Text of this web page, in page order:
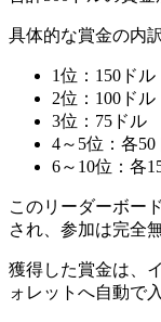
具体的な賞金の内
1位：150ドル
2位：100ドル
3位：75ドル
4～5位：各50
6～10位：各
このリーダーボー
され、参加は完全無
獲得した賞金は、
ォレットへ自動で